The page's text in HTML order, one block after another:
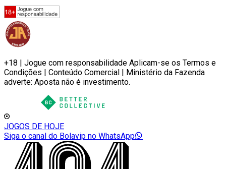
+18 | Jogue com responsabilidade Aplicam-se os Termos e
Condições | Conteúdo Comercial | Ministério da Fazenda
adverte: Aposta não é investimento.
JOGOS DE HOJE
Siga o canal do Bolavip no WhatsApp